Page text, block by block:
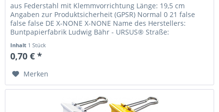
aus Federstahl mit Klemmvorrichtung Länge: 19,5 cm
Angaben zur Produktsicherheit (GPSR) Normal 0 21 false
false false DE X-NONE X-NONE Name des Herstellers:
Buntpapierfabrik Ludwig Bähr - URSUS® Straße:
Inhalt 1 Stück
0,70 € *
Merken